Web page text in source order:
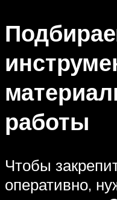
работы
Чтобы
оперативно,